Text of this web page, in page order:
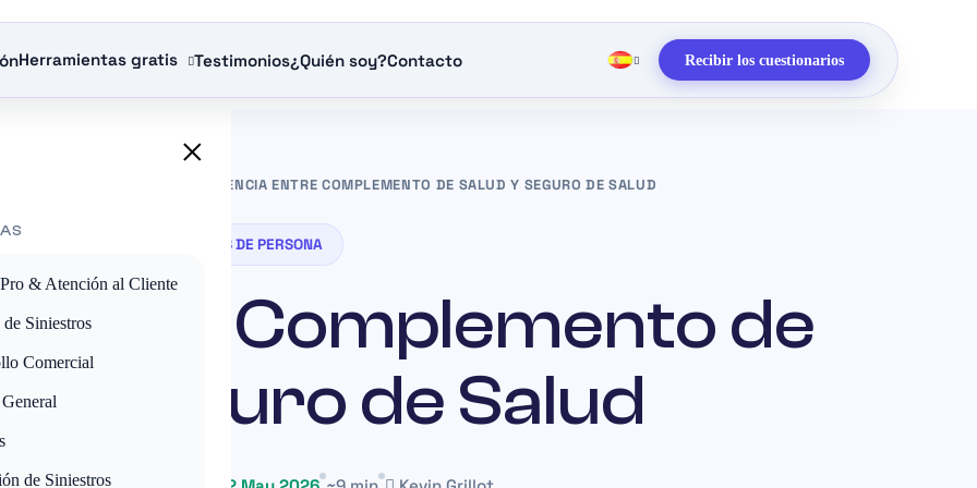
Herramientas gratis Testimonios¿Quién soy?Contacto Recibir los cuestionarios
×
& Atención al Cliente
Siniestros
Comercial
de Siniestros
DIFERENCIA ENTRE COMPLEMENTO DE SALUD Y SEGURO DE SALUD
SEGUROS DE PERSONA
entre Complemento de
y Seguro de Salud